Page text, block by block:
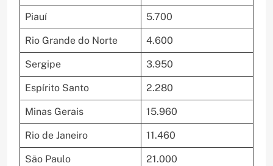
Piauí 5.700
Rio Grande do Norte 4.600
Sergipe 3.950
Espírito Santo 2.280
Minas Gerais 15.960
Rio de Janeiro 11.460
São Paulo 21.000